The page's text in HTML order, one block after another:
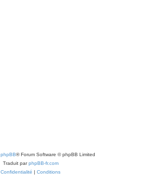
phpBB® Forum Software © phpBB Limited
Traduit parphpBB-fr.com
Confidentialité | Conditions